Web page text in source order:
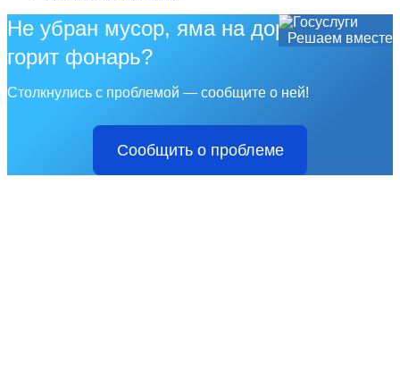
Решаем вместе
Не убран мусор, яма на дороге, не
горит фонарь?
Столкнулись с проблемой — сообщите о ней!
Сообщить о проблеме